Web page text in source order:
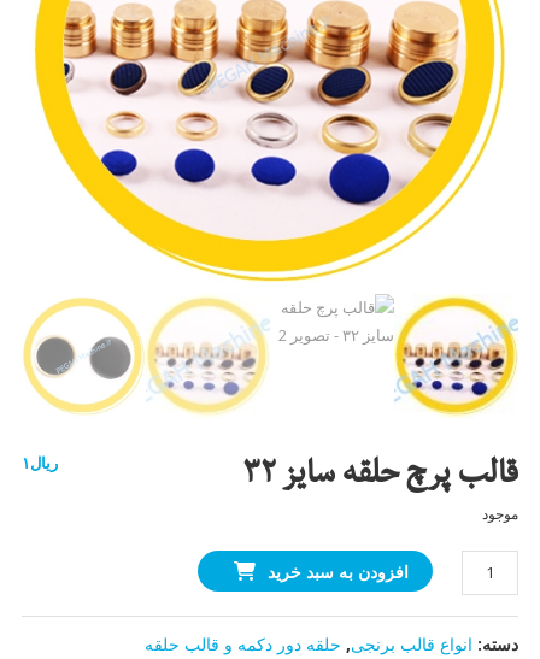
قالب پرچ حلقه سایز ۳۲ ریال۱
موجود
قالب
پرچ
حلقه
سایز
افزودن به سبد خرید
دسته: انواع قالب برنجی, حلقه دور دکمه و قالب حلقه